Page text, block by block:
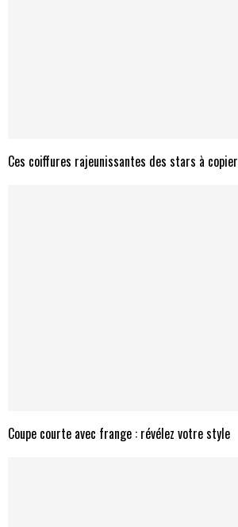
Ces coiffures rajeunissantes des stars à copier
Coupe courte avec frange : révélez votre style